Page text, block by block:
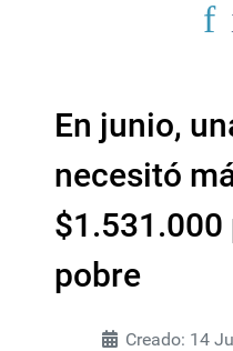
En junio,
necesitó
$1.531.000
pobre
Creado: 14